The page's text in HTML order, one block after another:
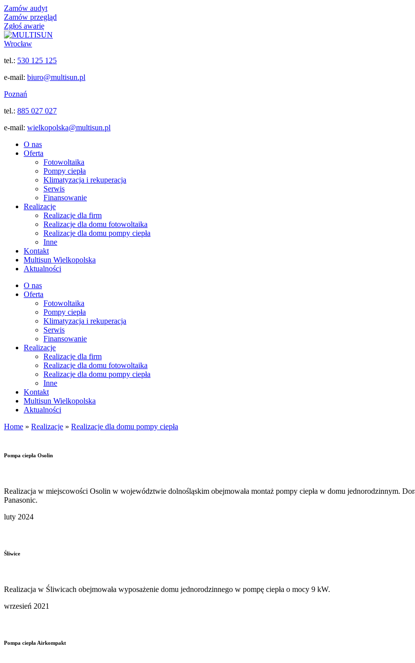
Zamów audyt
Zamów przegląd
Zgłoś awarię
Wrocław
tel.: 530 125 125
e-mail: biuro@multisun.pl
Poznań
tel.: 885 027 027
e-mail: wielkopolska@multisun.pl
O nas
Oferta
Fotowoltaika
Pompy ciepła
Klimatyzacja i rekuperacja
Serwis
Finansowanie
Realizacje
Realizacje dla firm
Realizacje dla domu fotowoltaika
Realizacje dla domu pompy ciepła
Inne
Kontakt
Multisun Wielkopolska
Aktualności
O nas
Oferta
Fotowoltaika
Pompy ciepła
Klimatyzacja i rekuperacja
Serwis
Finansowanie
Realizacje
Realizacje dla firm
Realizacje dla domu fotowoltaika
Realizacje dla domu pompy ciepła
Inne
Kontakt
Multisun Wielkopolska
Aktualności
Home » Realizacje » Realizacje dla domu pompy ciepła
Pompa ciepła Osolin
Realizacja w miejscowości Osolin w województwie dolnośląskim obejmowała montaż pompy ciepła w domu jednorodzinnym.
Panasonic.
luty 2024
Śliwice
Realizacja w Śliwicach obejmowała wyposażenie domu jednorodzinnego w pompę ciepła o mocy 9 kW.
wrzesień 2021
Pompa ciepła Airkompakt